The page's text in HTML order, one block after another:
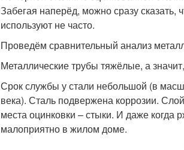
Забегая наперёд, можно сразу сказать,
используют не часто.
Проведём сравнительный анализ
Металлические трубы тяжёлые, а
Срок службы у стали небольшой (в
века). Сталь подвержена коррозии.
места оцинковки – стыки. И даже когда
малоприятно в жилом доме.